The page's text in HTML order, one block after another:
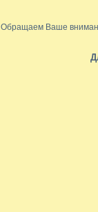
Обращаем Ваше